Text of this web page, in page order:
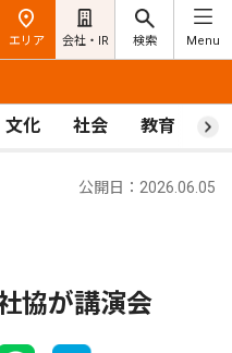
エリア 会社・IR 検索 Menu
文化 社会 教育 ス
公開日：2026.06.05
協が講演会